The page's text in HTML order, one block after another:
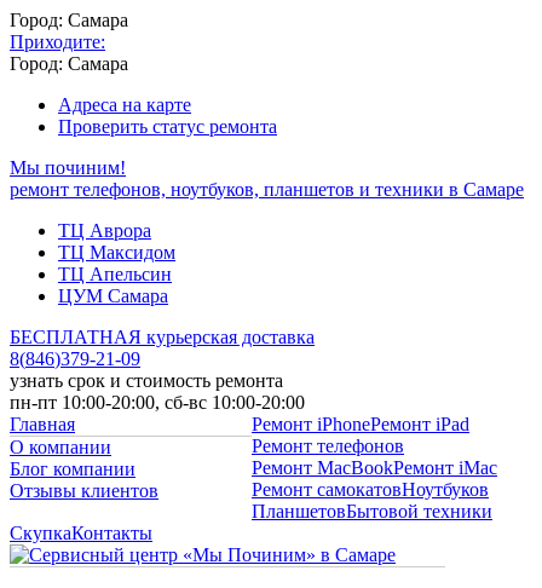
Город: Самара
Приходите:
Город: Самара
Адреса на карте
Проверить статус ремонта
Мы починим!
ремонт телефонов, ноутбуков, планшетов и техники в Самаре
ТЦ Аврора
ТЦ Максидом
ТЦ Апельсин
ЦУМ Самара
БЕСПЛАТНАЯ курьерская доставка
8(846)379-21-09
узнать срок и стоимость ремонта
пн-пт 10:00-20:00, сб-вс 10:00-20:00
Главная
О компании
Блог компании
Отзывы клиентов
Ремонт iPhoneРемонт iPad
Ремонт телефонов
Ремонт MacBookРемонт iMac
Ремонт самокатовНоутбуков
ПланшетовБытовой техники
СкупкаКонтакты